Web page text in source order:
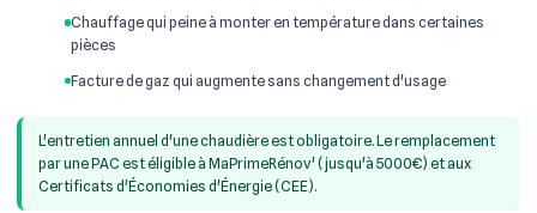
Chauffage qui peine à monter en température dans certaines
pièces
Facture de gaz qui augmente sans changement d'usage
L'entretien annuel d'une chaudière est obligatoire. Le remplacement
par une PAC est éligible à MaPrimeRénov' (jusqu'à 5000€) et aux
Certificats d'Économies d'Énergie (CEE).